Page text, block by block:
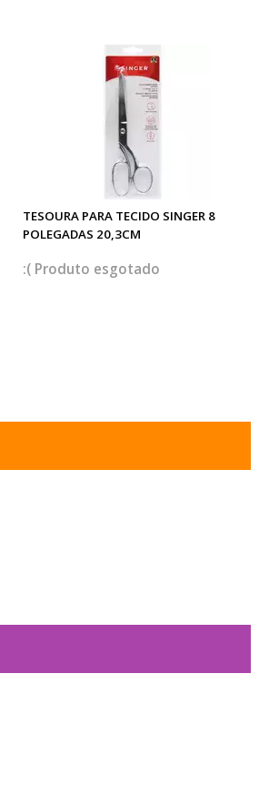
TESOURA PARA TECIDO SINGER 8
POLEGADAS 20,3CM
esgotado